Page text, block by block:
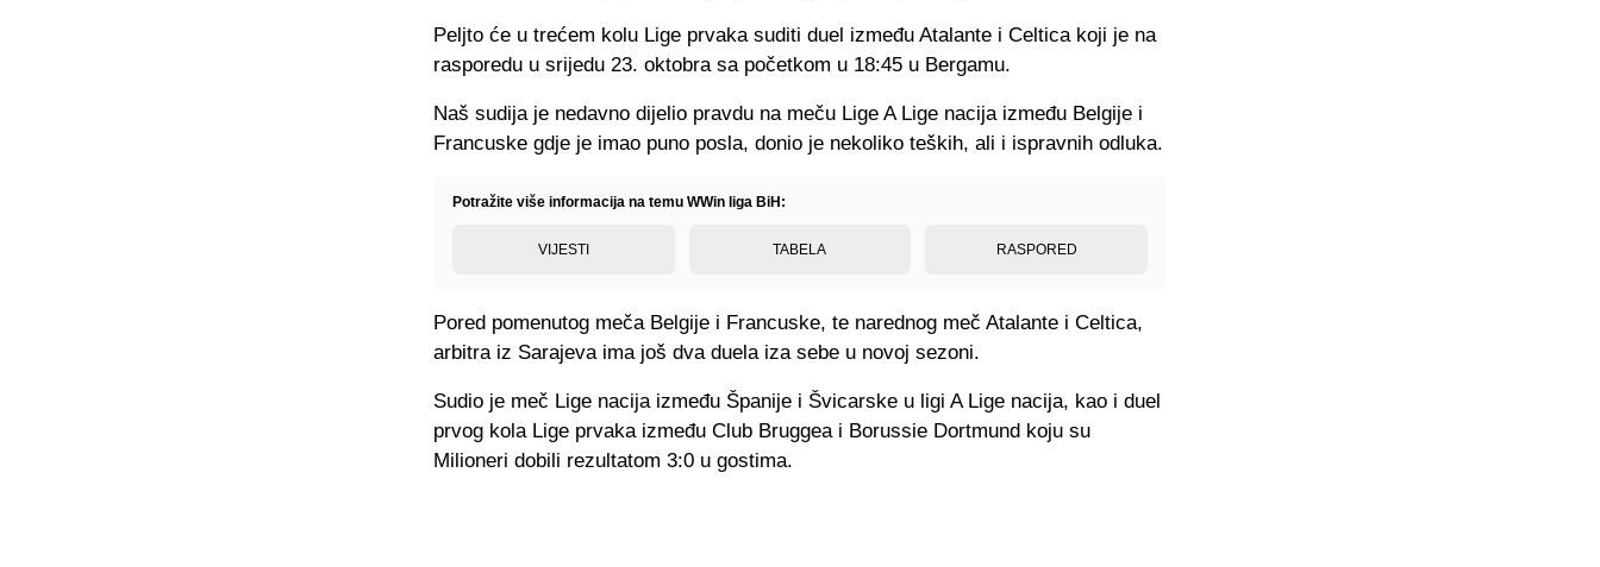
Peljto će u trećem kolu Lige prvaka suditi duel između Atalante i Celtica koji je na
rasporedu u srijedu 23. oktobra sa početkom u 18:45 u Bergamu.
Naš sudija je nedavno dijelio pravdu na meču Lige A Lige nacija između Belgije i
Francuske gdje je imao puno posla, donio je nekoliko teških, ali i ispravnih odluka.
Potražite više informacija na temu WWin liga BiH:
VIJESTI TABELA RASPORED
Pored pomenutog meča Belgije i Francuske, te narednog meč Atalante i Celtica,
arbitra iz Sarajeva ima još dva duela iza sebe u novoj sezoni.
Sudio je meč Lige nacija između Španije i Švicarske u ligi A Lige nacija, kao i duel
prvog kola Lige prvaka između Club Bruggea i Borussie Dortmund koju su
Milioneri dobili rezultatom 3:0 u gostima.